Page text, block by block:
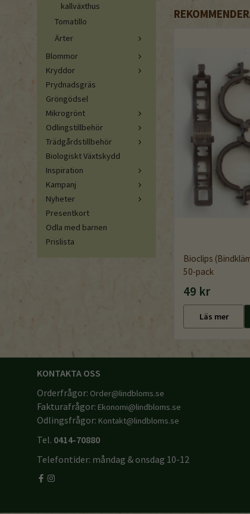
kallväxthus
Tomatillo
Ärter
Blommor
Kryddor
Prydnadsgräs
Gröngödsel
Mikrogrönt
Odlingstillbehör
Trädgårdstillbehör
Biologiskt Växtskydd
Inspiration
Kampanj
Nyheter
Presentkort
Odla med barnen
Prislista
Bioclips
50-pack
49 kr
Läs mer
KONTAKTA OSS
Orderfrågor: Order@lindbloms.se
Fakturafrågor: Ekonomi@lindbloms.se
Odlingsfrågor: Kontakt@lindbloms.se
Tel. 0414-70880
Telefontider: måndag & onsdag 10-12